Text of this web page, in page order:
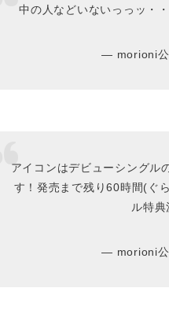
中の人などいないっっッ・
— morioni
アイコンはデビューシングル
す！発売まで残り60時間(ぐ
ル特
— morioni公